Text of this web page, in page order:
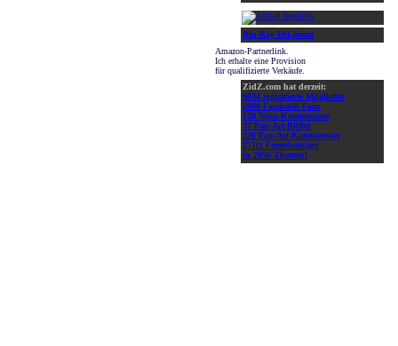
Blu-Ray DeLorean
Amazon-Partnerlink.
Ich erhalte eine Provision
für qualifizierte Verkäufe.
ZidZ.com hat derzeit:
9034 registrierte Mitglieder
2000 Facebook-Fans
120 News-Kommentare
37 Fan-Art-Bilder
220 Fan-Art-Kommentare
27111 Forenbeiträge
in 2056 Themen!